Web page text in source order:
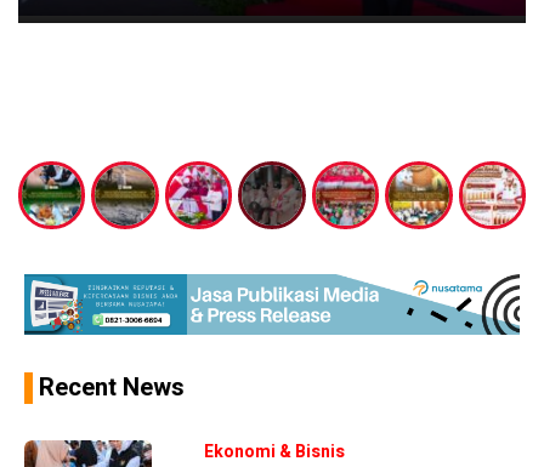
Recent News
Ekonomi & Bisnis